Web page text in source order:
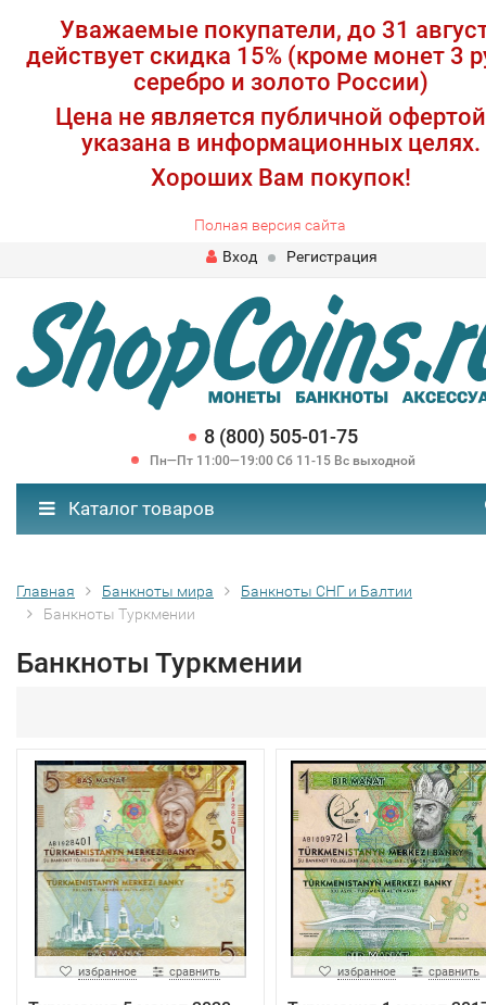
Уважаемые покупатели, до 31
действует скидка 15% (кроме монет 3
серебро и золото России)
Цена не является публичной
указана в информационных целях.
Хороших Вам покупок!
Полная версия сайта
Вход
Регистрация
8 (800) 505-01-75
Пн—Пт 11:00—19:00 Сб 11-15 Вс выходной
Каталог товаров
Главная Банкноты мира
Банкноты СНГ и Балтии
Банкноты Туркмении
Банкноты Туркмении
избранное сравнить избранное сравнить